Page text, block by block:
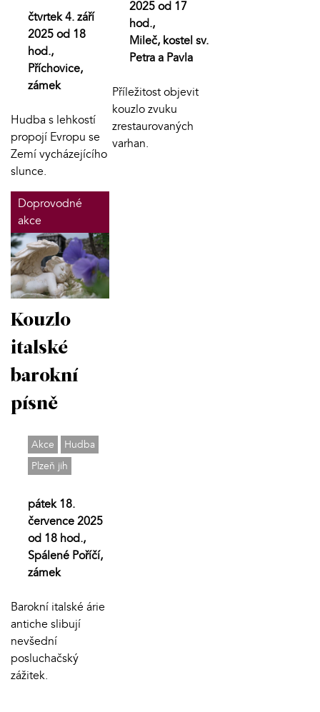
čtvrtek 4. září
2025 od 18
hod.,
Příchovice,
zámek
Hudba s lehkostí
propojí Evropu se
Zemí vycházejícího
slunce.
2025 od 17
hod.,
Mileč, kostel sv.
Petra a Pavla
Příležitost objevit
kouzlo zvuku
zrestaurovaných
varhan.
Doprovodné
akce
Kouzlo
italské
barokní
písně
Akce
Hudba
Plzeň jih
pátek 18.
července 2025
od 18 hod.,
Spálené Poříčí,
zámek
Barokní italské árie
antiche slibují
nevšední
posluchačský
zážitek.